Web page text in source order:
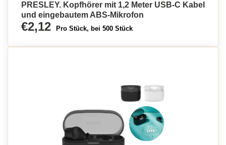
PRESLEY. Kopfhörer mit 1,2 Meter USB-C Kabel
und eingebautem ABS-Mikrofon
€2,12 Pro Stück, bei 500 Stück